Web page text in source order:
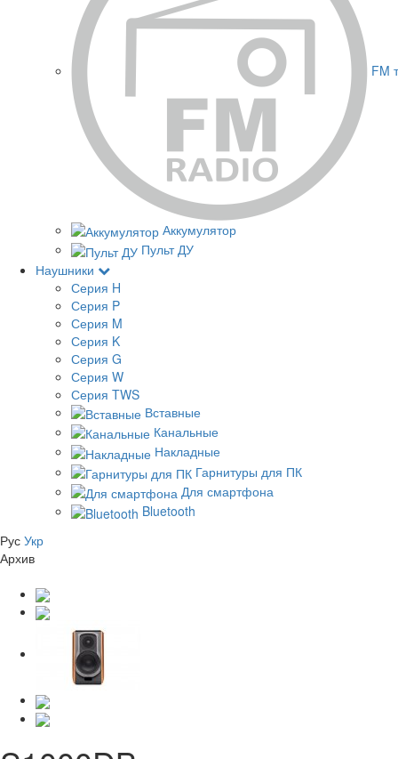
FM
Аккумулятор
Пульт ДУ
Наушники
Серия H
Серия P
Серия M
Серия K
Серия G
Серия W
Серия TWS
Вставные
Канальные
Накладные
Гарнитуры для ПК
Для смартфона
Bluetooth
Рус Укр
Архив